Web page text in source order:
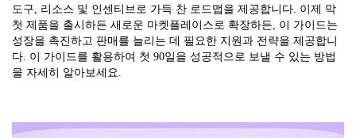
도구, 리소스 및 인센티브로 가득 찬 로드맵을 제공합니다. 이제 막
첫 제품을 출시하든 새로운 마켓플레이스로 확장하든, 이 가이드는
성장을 촉진하고 판매를 늘리는 데 필요한 지원과 전략을 제공합니
다. 이 가이드를 활용하여 첫 90일을 성공적으로 보낼 수 있는 방법
을 자세히 알아보세요.